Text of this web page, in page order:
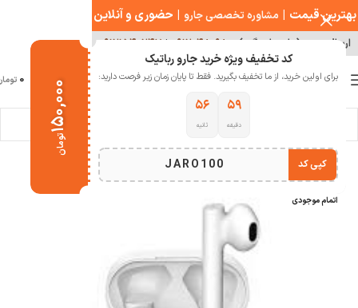
کد تخفیف ویژه خرید جارو رباتیک
برای اولین خرید، از ما تخفیف بگیرید. فقط تا پایان زمان زیر فرصت دارید:
۵۹
دقیقه
۵۵
ثانیه
JARO100 کپی کد
۱۵۰,۰۰۰
تومان
منو 0
خانه
-12%
اتمام موجودی
بهترین قیمت | مشاوره تخصصی جارو | حضوری و آنلاین
ارسال سریع ( با هماهنگی ) ۰۹۱۲۰۴۸۰۹۸۰ | ۰۹۱۲۱۵۴۰۲۴۷